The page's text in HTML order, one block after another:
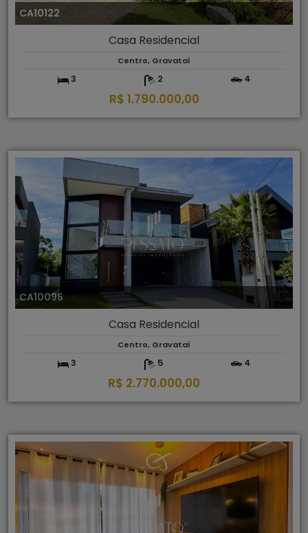
CA10122
Casa Residencial
Centro, Gravataí
3 2 4
R$ 1.790.000,00
CA10096
Casa Residencial
Centro, Gravataí
3 5 4
R$ 2.770.000,00